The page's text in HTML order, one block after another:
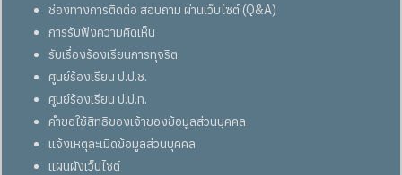
ช่องทางการติดต่อ สอบถาม ผ่านเว็บไซต์ (Q&A)
การรับฟังความคิดเห็น
รับเรื่องร้องเรียนการทุจริต
ศูนย์ร้องเรียน ป.ป.ช.
ศูนย์ร้องเรียน ป.ป.ท.
คำขอใช้สิทธิของเจ้าของข้อมูลส่วนบุคคล
แจ้งเหตุละเมิดข้อมูลส่วนบุคคล
แผนผังเว็บไซต์